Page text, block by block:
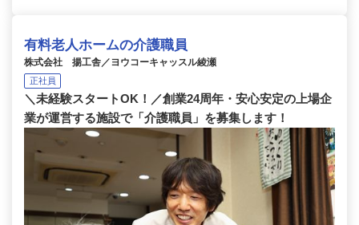
有料老人ホームの介護職員
株式会社 揚工舎／ヨウコーキャッスル綾瀬
正社員
＼未経験スタートOK！／創業24周年・安心安定の上場企
業が運営する施設で「介護職員」を募集します！